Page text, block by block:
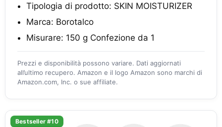
Tipologia di prodotto: SKIN MOISTURIZER
Marca: Borotalco
Misurare: 150 g Confezione da 1
Prezzi e disponibilità possono variare. Dati aggiornati
all’ultimo recupero. Amazon e il logo Amazon sono marchi di
Amazon.com, Inc. o sue affiliate.
Bestseller #10